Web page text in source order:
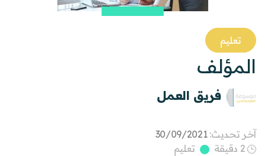
تعليم
المؤلف
فريق العمل
آخر تحديث:30/09/2021
2 دقيقة
تعليم